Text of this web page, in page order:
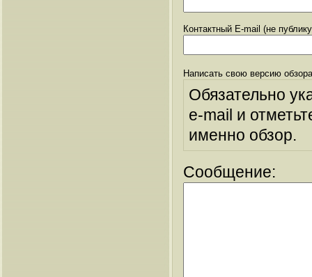
Контактный E-mail (не
Написать свою версию
Обязательно
e-mail и
именно обзор.
Сообщение: